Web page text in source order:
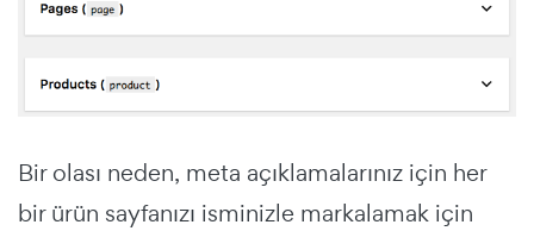
Bir olası neden, meta açıklamalarınız için her
bir ürün sayfanızı isminizle markalamak için